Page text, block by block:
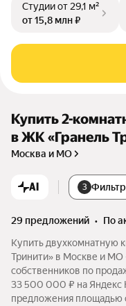
Студииот 29,1 м²
от 15,8 млн ₽
Купить 2-
в ЖК «Гранель
Москва и МО
AI 3
29 предложений •
по
Купить двухкомнатную
Тринити» в Москве и МО
собственников по
33 500 000 ₽ на Яндекс
предложения площадью